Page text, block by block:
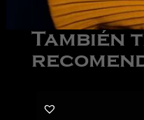
También